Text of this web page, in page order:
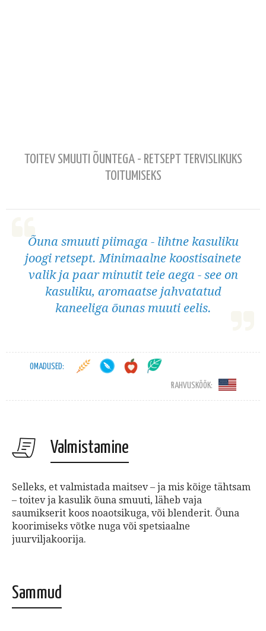
TOITEV SMUUTI ÕUNTEGA - RETSEPT TERVISLIKUKS
TOITUMISEKS
Õuna smuuti piimaga - lihtne kasuliku
joogi retsept. Minimaalne koostisainete
valik ja paar minutit teie aega - see on
kasuliku, aromaatse jahvatatud
kaneeliga õunas muuti eelis.
OMADUSED:
RAHVUSKÖÖK:
Valmistamine
Selleks, et valmistada maitsev – ja mis kõige tähtsam
– toitev ja kasulik õuna smuuti, läheb vaja
saumikserit koos noaotsikuga, või blenderit. Õuna
koorimiseks võtke nuga või spetsiaalne
juurviljakoorija.
Sammud